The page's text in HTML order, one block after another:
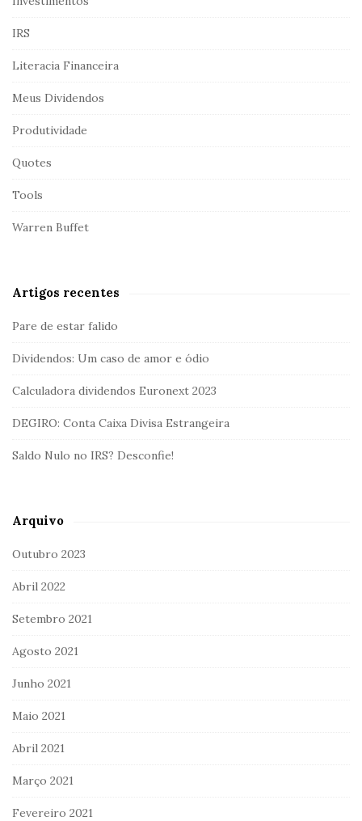
IRS
Literacia Financeira
Meus Dividendos
Produtividade
Quotes
Tools
Warren Buffet
Artigos recentes
Pare de estar falido
Dividendos: Um caso de amor e ódio
Calculadora dividendos Euronext 2023
DEGIRO: Conta Caixa Divisa Estrangeira
Saldo Nulo no IRS? Desconfie!
Arquivo
Outubro 2023
Abril 2022
Setembro 2021
Agosto 2021
Junho 2021
Maio 2021
Abril 2021
Março 2021
Fevereiro 2021